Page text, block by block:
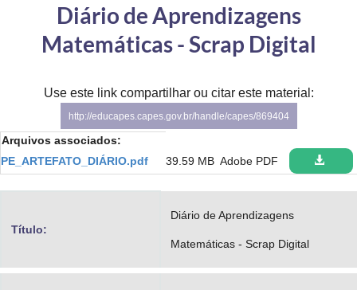
Controladoria-Geral da União
Ministério da Mulher, da Família e dos Direitos Humanos
Secretaria-Geral
Gabinete de Segurança Institucional
Banco Central do Brasil
Planalto
Diário de Aprendizagens
Matemáticas - Scrap Digital
Use este link compartilhar ou citar este material:
http://educapes.capes.gov.br/handle/capes/869404
Arquivos associados:
PE_ARTEFATO_DIÁRIO.pdf
39.59 MB Adobe PDF
Título:
Diário de Aprendizagens
Matemáticas - Scrap Digital